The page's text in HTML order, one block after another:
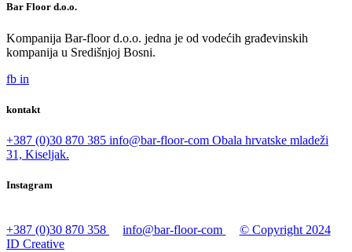
Bar Floor d.o.o.
Kompanija Bar-floor d.o.o. jedna je od vodećih građevinskih
kompanija u Središnjoj Bosni.
fb in
kontakt
+387 (0)30 870 385 info@bar-floor-com Obala hrvatske mladeži
31, Kiseljak.
Instagram
+387 (0)30 870 358 info@bar-floor-com
© Copyright 2024
ID Creative